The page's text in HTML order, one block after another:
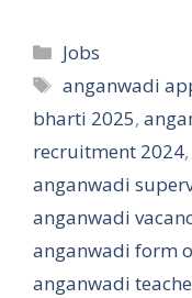
Categories
Jobs
Tags
anganwadi
bharti 2025,
recruitment 2024,
anganwadi
anganwadi
anganwadi form
anganwadi